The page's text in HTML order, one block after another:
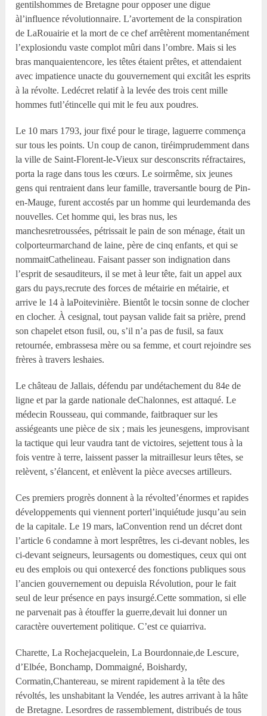
gentilshommes de Bretagne pour opposer une digue
àl’influence révolutionnaire. L’avortement de la conspiration
de LaRouairie et la mort de ce chef arrêtèrent momentanément
l’explosiondu vaste complot mûri dans l’ombre. Mais si les
bras manquaientencore, les têtes étaient prêtes, et attendaient
avec impatience unacte du gouvernement qui excitât les esprits
à la révolte. Ledécret relatif à la levée des trois cent mille
hommes futl’étincelle qui mit le feu aux poudres.
Le 10 mars 1793, jour fixé pour le tirage, laguerre commença
sur tous les points. Un coup de canon, tiréimprudemment dans
la ville de Saint-Florent-le-Vieux sur desconscrits réfractaires,
porta la rage dans tous les cœurs. Le soirmême, six jeunes
gens qui rentraient dans leur famille, traversantle bourg de Pin-
en-Mauge, furent accostés par un homme qui leurdemanda des
nouvelles. Cet homme qui, les bras nus, les
manchesretroussées, pétrissait le pain de son ménage, était un
colporteurmarchand de laine, père de cinq enfants, et qui se
nommaitCathelineau. Faisant passer son indignation dans
l’esprit de sesauditeurs, il se met à leur tête, fait un appel aux
gars du pays,recrute des forces de métairie en métairie, et
arrive le 14 à laPoitevinière. Bientôt le tocsin sonne de clocher
en clocher. À cesignal, tout paysan valide fait sa prière, prend
son chapelet etson fusil, ou, s’il n’a pas de fusil, sa faux
retournée, embrassesa mère ou sa femme, et court rejoindre ses
frères à travers leshaies.
Le château de Jallais, défendu par undétachement du 84e de
ligne et par la garde nationale deChalonnes, est attaqué. Le
médecin Rousseau, qui commande, faitbraquer sur les
assiégeants une pièce de six ; mais les jeunesgens, improvisant
la tactique qui leur vaudra tant de victoires, sejettent tous à la
fois ventre à terre, laissent passer la mitraillesur leurs têtes, se
relèvent, s’élancent, et enlèvent la pièce avecses artilleurs.
Ces premiers progrès donnent à la révolted’énormes et rapides
développements qui viennent porterl’inquiétude jusqu’au sein
de la capitale. Le 19 mars, laConvention rend un décret dont
l’article 6 condamne à mort lesprêtres, les ci-devant nobles, les
ci-devant seigneurs, leursagents ou domestiques, ceux qui ont
eu des emplois ou qui ontexercé des fonctions publiques sous
l’ancien gouvernement ou depuisla Révolution, pour le fait
seul de leur présence en pays insurgé.Cette sommation, si elle
ne parvenait pas à étouffer la guerre,devait lui donner un
caractère ouvertement politique. C’est ce quiarriva.
Charette, La Rochejacquelein, La Bourdonnaie,de Lescure,
d’Elbée, Bonchamp, Dommaigné, Boishardy,
Cormatin,Chantereau, se mirent rapidement à la tête des
révoltés, les unshabitant la Vendée, les autres arrivant à la hâte
de Bretagne. Lesordres de rassemblement, distribués de tous